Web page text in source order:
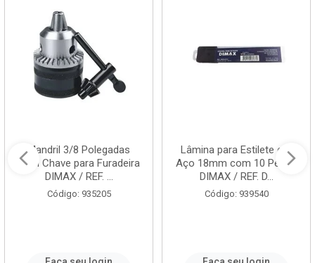
Mandril 3/8 Polegadas
com Chave para Furadeira
DIMAX / REF. ...
Código: 935205
Lâmina para Estilete em
Aço 18mm com 10 Peças
DIMAX / REF. D...
Código: 939540